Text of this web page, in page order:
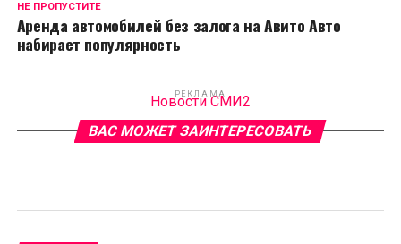
НЕ ПРОПУСТИТЕ
Аренда автомобилей без залога на Авито Авто
набирает популярность
РЕКЛАМА
Новости СМИ2
ВАС МОЖЕТ ЗАИНТЕРЕСОВАТЬ